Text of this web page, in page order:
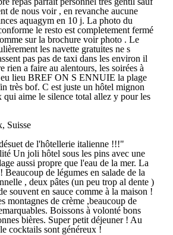
de nous voir , en revanche aucune
aquagym en 10 j. La photo du
le resto est completement fermé
sur la brochure voir photo . Le
les navette gratuites ne s
pas pas de taxi dans les environ il
rien a faire au alentours, les soirées à
eu lieu BREF ON S ENNUIE la plage
très bof. C est juste un hôtel mignon
qui aime le silence total allez y pour les
Suisse
de l'hôtellerie italienne !!!"
Un joli hôtel sous les pins avec une
aussi propre que l'eau de la mer. La
Beaucoup de légumes en salade de la
, deux pâtes (un peu trop al dente )
souvent en sauce comme à la maison !
montagnes de crème ,beaucoup de
Boissons à volonté bons
bières. Super petit déjeuner ! Au
cocktails sont généreux !